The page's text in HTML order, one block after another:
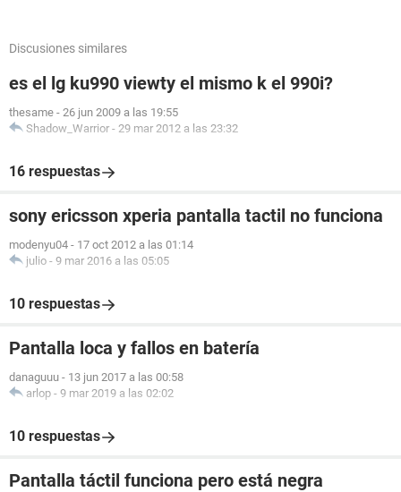
Discusiones similares
es el lg ku990 viewty el mismo k el 990i?
thesame - 26 jun 2009 a las 19:55
Shadow_Warrior - 29 mar 2012 a las 23:32
16 respuestas
sony ericsson xperia pantalla tactil no funciona
modenyu04 - 17 oct 2012 a las 01:14
julio - 9 mar 2016 a las 05:05
10 respuestas
Pantalla loca y fallos en batería
danaguuu - 13 jun 2017 a las 00:58
arlop - 9 mar 2019 a las 02:02
10 respuestas
Pantalla táctil funciona pero está negra